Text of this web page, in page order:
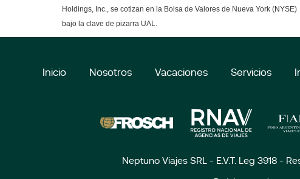
Holdings, Inc., se cotizan en la Bolsa de Valores de Nueva York (NYSE)
bajo la clave de pizarra UAL.
Inicio Nosotros Vacaciones Servicios
Neptuno Viajes SRL - E.V.T. Leg 3918 -